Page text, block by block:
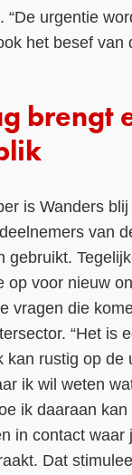
“De urgentie
het besef van
brengt
is Wanders blij
van
gebruikt.
op voor nieuw
vragen die
“Het is
kan rustig op de
ik wil weten
ik daaraan
in contact waar
Dat